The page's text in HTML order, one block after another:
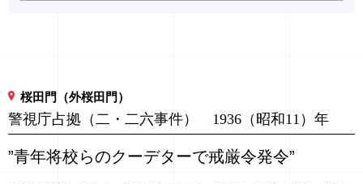
桜田門（外桜田門）
警視庁占拠（二・二六事件） 1936（昭和11）年
”青年将校らのクーデターで戒厳令発令”